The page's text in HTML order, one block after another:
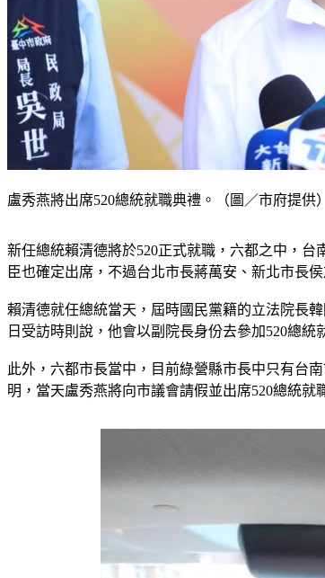
盧秀燕將出席520總統就職典禮。（圖／市府提供）
新任總統賴清德將於520正式就職，六都之中，
臣也確定出席，不過台北市長蔣萬安、新北市長
賴清德就任總統當天，屆時國民黨籍的立法院長
日受訪時則說，他會以副院長身份去參加520總統
此外，六都市長當中，目前綠營縣市長中只有台
明，當天盧秀燕將向市議會請假並出席520總統就